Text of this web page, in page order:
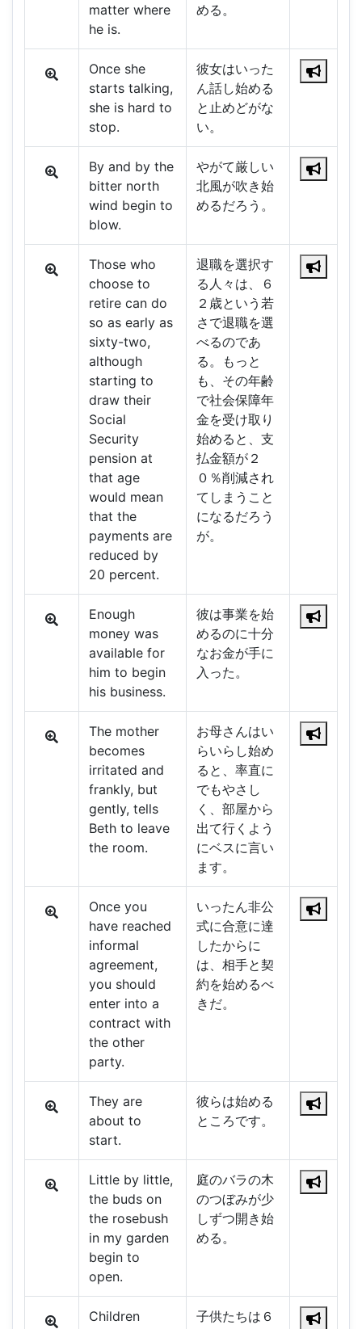
matter where
he is.
める。
Once she
starts talking,
she is hard to
stop.
彼女はいった
ん話し始める
と止めどがな
い。
By and by the
bitter north
wind begin to
blow.
やがて厳しい
北風が吹き始
めるだろう。
Those who
choose to
retire can do
so as early as
sixty-two,
although
starting to
draw their
Social
Security
pension at
that age
would mean
that the
payments are
reduced by
20 percent.
退職を選択す
る人々は、６
２歳という若
さで退職を選
べるのであ
る。もっと
も、その年齢
で社会保障年
金を受け取り
始めると、支
払金額が２
０％削減され
てしまうこと
になるだろう
が。
Enough
money was
available for
him to begin
his business.
彼は事業を始
めるのに十分
なお金が手に
入った。
The mother
becomes
irritated and
frankly, but
gently, tells
Beth to leave
the room.
お母さんはい
らいらし始め
ると、率直に
でもやさし
く、部屋から
出て行くよう
にベスに言い
ます。
Once you
have reached
informal
agreement,
you should
enter into a
contract with
the other
party.
いったん非公
式に合意に達
したからに
は、相手と契
約を始めるべ
きだ。
They are
about to
start.
彼らは始める
ところです。
Little by little,
the buds on
the rosebush
in my garden
begin to
open.
庭のバラの木
のつぼみが少
しずつ開き始
める。
Children
子供たちは６